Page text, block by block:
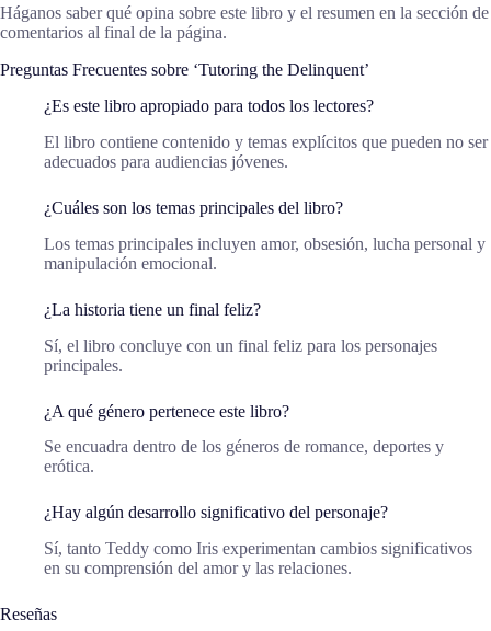
Háganos saber qué opina sobre este libro y el resumen en la sección de
comentarios al final de la página.
Preguntas Frecuentes sobre ‘Tutoring the Delinquent’
¿Es este libro apropiado para todos los lectores?
El libro contiene contenido y temas explícitos que pueden no ser
adecuados para audiencias jóvenes.
¿Cuáles son los temas principales del libro?
Los temas principales incluyen amor, obsesión, lucha personal y
manipulación emocional.
¿La historia tiene un final feliz?
Sí, el libro concluye con un final feliz para los personajes
principales.
¿A qué género pertenece este libro?
Se encuadra dentro de los géneros de romance, deportes y
erótica.
¿Hay algún desarrollo significativo del personaje?
Sí, tanto Teddy como Iris experimentan cambios significativos
en su comprensión del amor y las relaciones.
Reseñas